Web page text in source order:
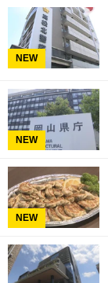
NEW
NEW
NEW